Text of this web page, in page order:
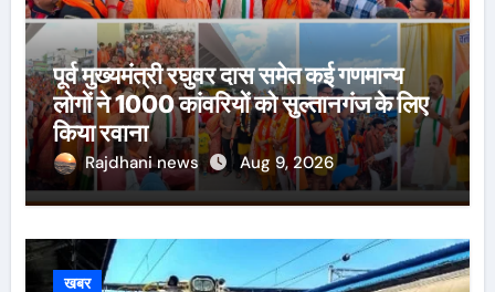
पूर्व मुख्यमंत्री रघुवर दास समेत कई गणमान्य
लोगों ने 1000 कांवरियों को सुल्तानगंज के लिए
किया रवाना
Rajdhani news Aug 9, 2026
खबर